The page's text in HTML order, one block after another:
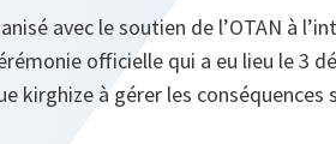
avec le soutien de l’OTAN à
officielle qui a eu lieu le 3
kirghize à gérer les conséquences